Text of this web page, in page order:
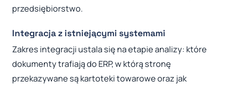
przedsiębiorstwo.
Integracja z istniejącymi systemami
Zakres integracji ustala się na etapie analizy: które
dokumenty trafiają do ERP, w którą stronę
przekazywane są kartoteki towarowe oraz jak